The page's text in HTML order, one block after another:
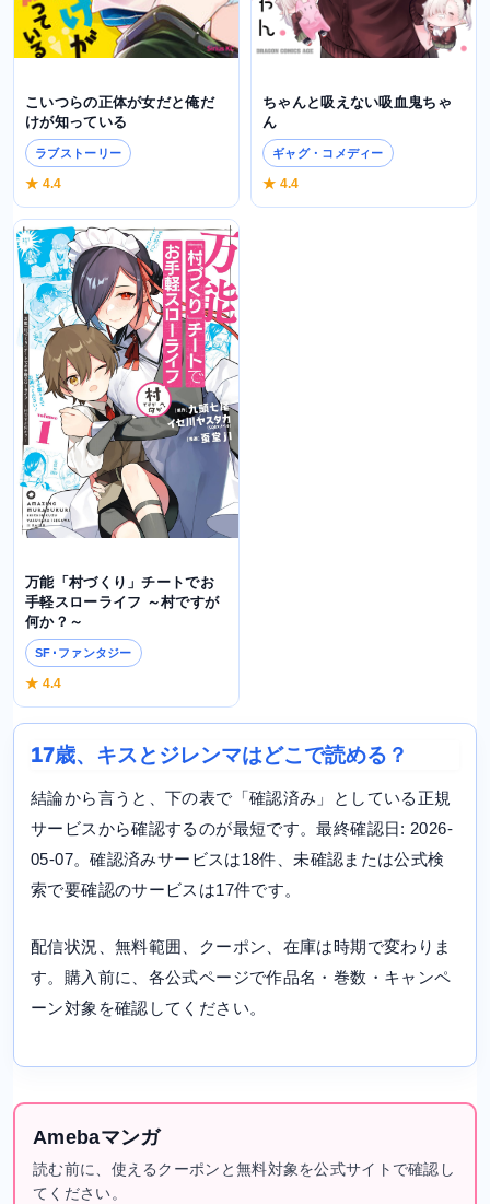
こいつらの正体が女だと俺だ
けが知っている
ラブストーリー
★ 4.4
ちゃんと吸えない吸血鬼ちゃ
ん
ギャグ・コメディー
★ 4.4
万能「村づくり」チートでお
手軽スローライフ ～村ですが
何か？～
SF･ファンタジー
★ 4.4
17歳、キスとジレンマはどこで読める？
結論から言うと、下の表で「確認済み」としている正規
サービスから確認するのが最短です。最終確認日: 2026-
05-07。確認済みサービスは18件、未確認または公式検
索で要確認のサービスは17件です。
配信状況、無料範囲、クーポン、在庫は時期で変わりま
す。購入前に、各公式ページで作品名・巻数・キャンペ
ーン対象を確認してください。
Amebaマンガ
読む前に、使えるクーポンと無料対象を公式サイトで確認し
てください。